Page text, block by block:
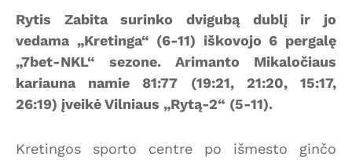
Rytis Zabita surinko dvigubą dublį ir jo
vedama „Kretinga“ (6-11) iškovojo 6 pergalę
„7bet-NKL“ sezone. Arimanto Mikaločiaus
kariauna namie 81:77 (19:21, 21:20, 15:17,
26:19) įveikė Vilniaus „Rytą-2“ (5-11).
Kretingos sporto centre po išmesto ginčo